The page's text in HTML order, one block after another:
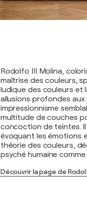
Rodolfo III Molina,
maîtrise des couleurs,
ludique des couleurs et
allusions profondes
impressionnisme
multitude de couches
concoction de teintes.
évoquant les émotions
théorie des couleurs,
psyché humaine
Découvrir la page de